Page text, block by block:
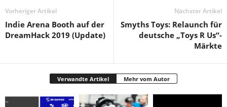
Vorheriger Artikel
Indie Arena Booth auf der
DreamHack 2019 (Update)
Nächster Artikel
Smyths Toys: Relaunch für
deutsche „Toys R Us“-
Märkte
Verwandte Artikel Mehr vom Autor